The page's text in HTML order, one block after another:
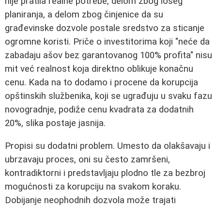
planiranja, a delom zbog činjenice da su
građevinske dozvole postale sredstvo za sticanje
ogromne koristi. Priče o investitorima koji "neće da
zabadaju ašov bez garantovanog 100% profita" nisu
mit već realnost koja direktno oblikuje konačnu
cenu. Kada na to dodamo i procene da korupcija
opštinskih službenika, koji se ugrađuju u svaku fazu
novogradnje, podiže cenu kvadrata za dodatnih
20%, slika postaje jasnija.
Propisi su dodatni problem. Umesto da olakšavaju i
ubrzavaju proces, oni su često zamršeni,
kontradiktorni i predstavljaju plodno tle za bezbroj
mogućnosti za korupciju na svakom koraku.
Dobijanje neophodnih dozvola može trajati